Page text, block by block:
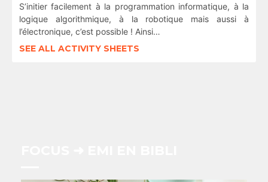
S’initier facilement à la programmation informatique, à la
logique algorithmique, à la robotique mais aussi à
l’électronique, c’est possible ! Ainsi…
SEE ALL ACTIVITY SHEETS